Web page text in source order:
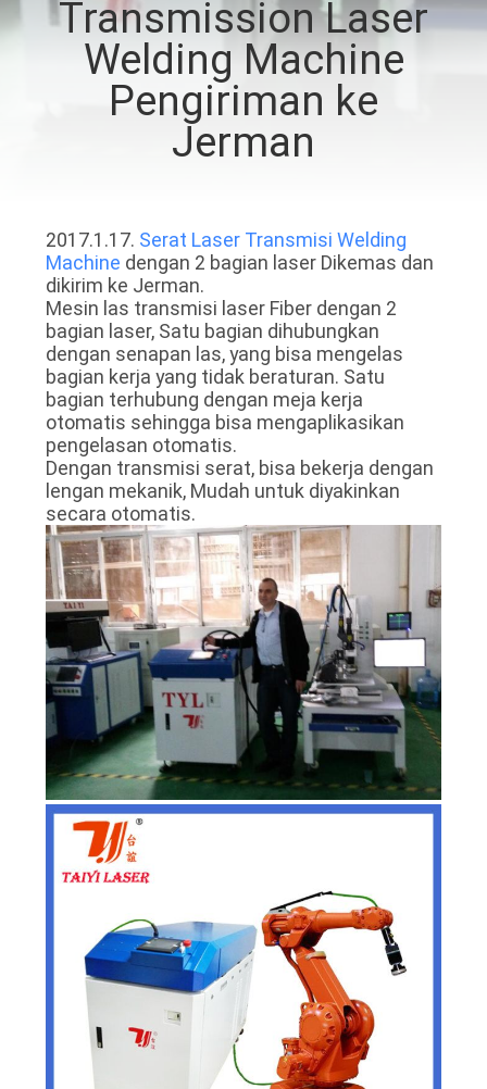
HUBUNGI
LARUTAN
SITEMAP
PRIVACY
POLICY
Transmission Laser
Welding Machine
Pengiriman ke
Jerman
2017.1.17. Serat Laser Transmisi Welding
Machine dengan 2 bagian laser Dikemas dan
dikirim ke Jerman.
Mesin las transmisi laser Fiber dengan 2
bagian laser, Satu bagian dihubungkan
dengan senapan las, yang bisa mengelas
bagian kerja yang tidak beraturan. Satu
bagian terhubung dengan meja kerja
otomatis sehingga bisa mengaplikasikan
pengelasan otomatis.
Dengan transmisi serat, bisa bekerja dengan
lengan mekanik, Mudah untuk diyakinkan
secara otomatis.